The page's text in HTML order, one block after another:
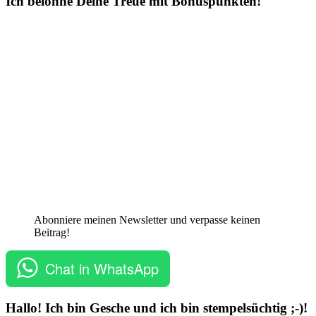
Abonniere meinen Newsletter und verpasse keinen
Beitrag!
Chat in WhatsApp
Hallo! Ich bin Gesche und ich bin stempelsüchtig ;-)!